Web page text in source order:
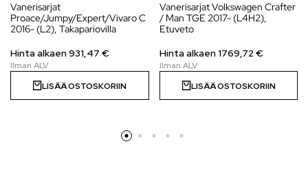
Vanerisarjat
Proace/Jumpy/Expert/Vivaro C
2016- (L2), Takapariovilla
Hinta alkaen931,47 €
LISÄÄ OSTOSKORIIN
Vanerisarjat Volkswagen Crafter
/ Man TGE 2017- (L4H2),
Etuveto
Hinta alkaen1769,72€
LISÄÄ OSTOSKORIIN